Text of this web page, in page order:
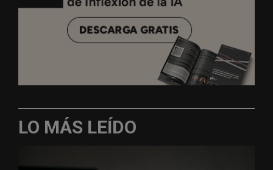
LO MÁS LEÍDO